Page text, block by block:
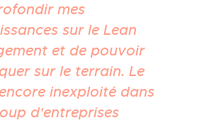
mes
sur le Lean
et de pouvoir
sur le terrain. Le
inexploité dans
d'entreprises